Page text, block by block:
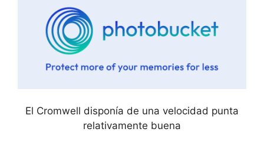
El Cromwell disponía de una velocidad punta
relativamente buena